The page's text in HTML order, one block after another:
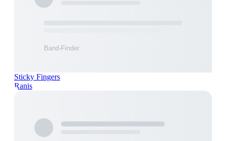
Sticky Fingers
Ranis